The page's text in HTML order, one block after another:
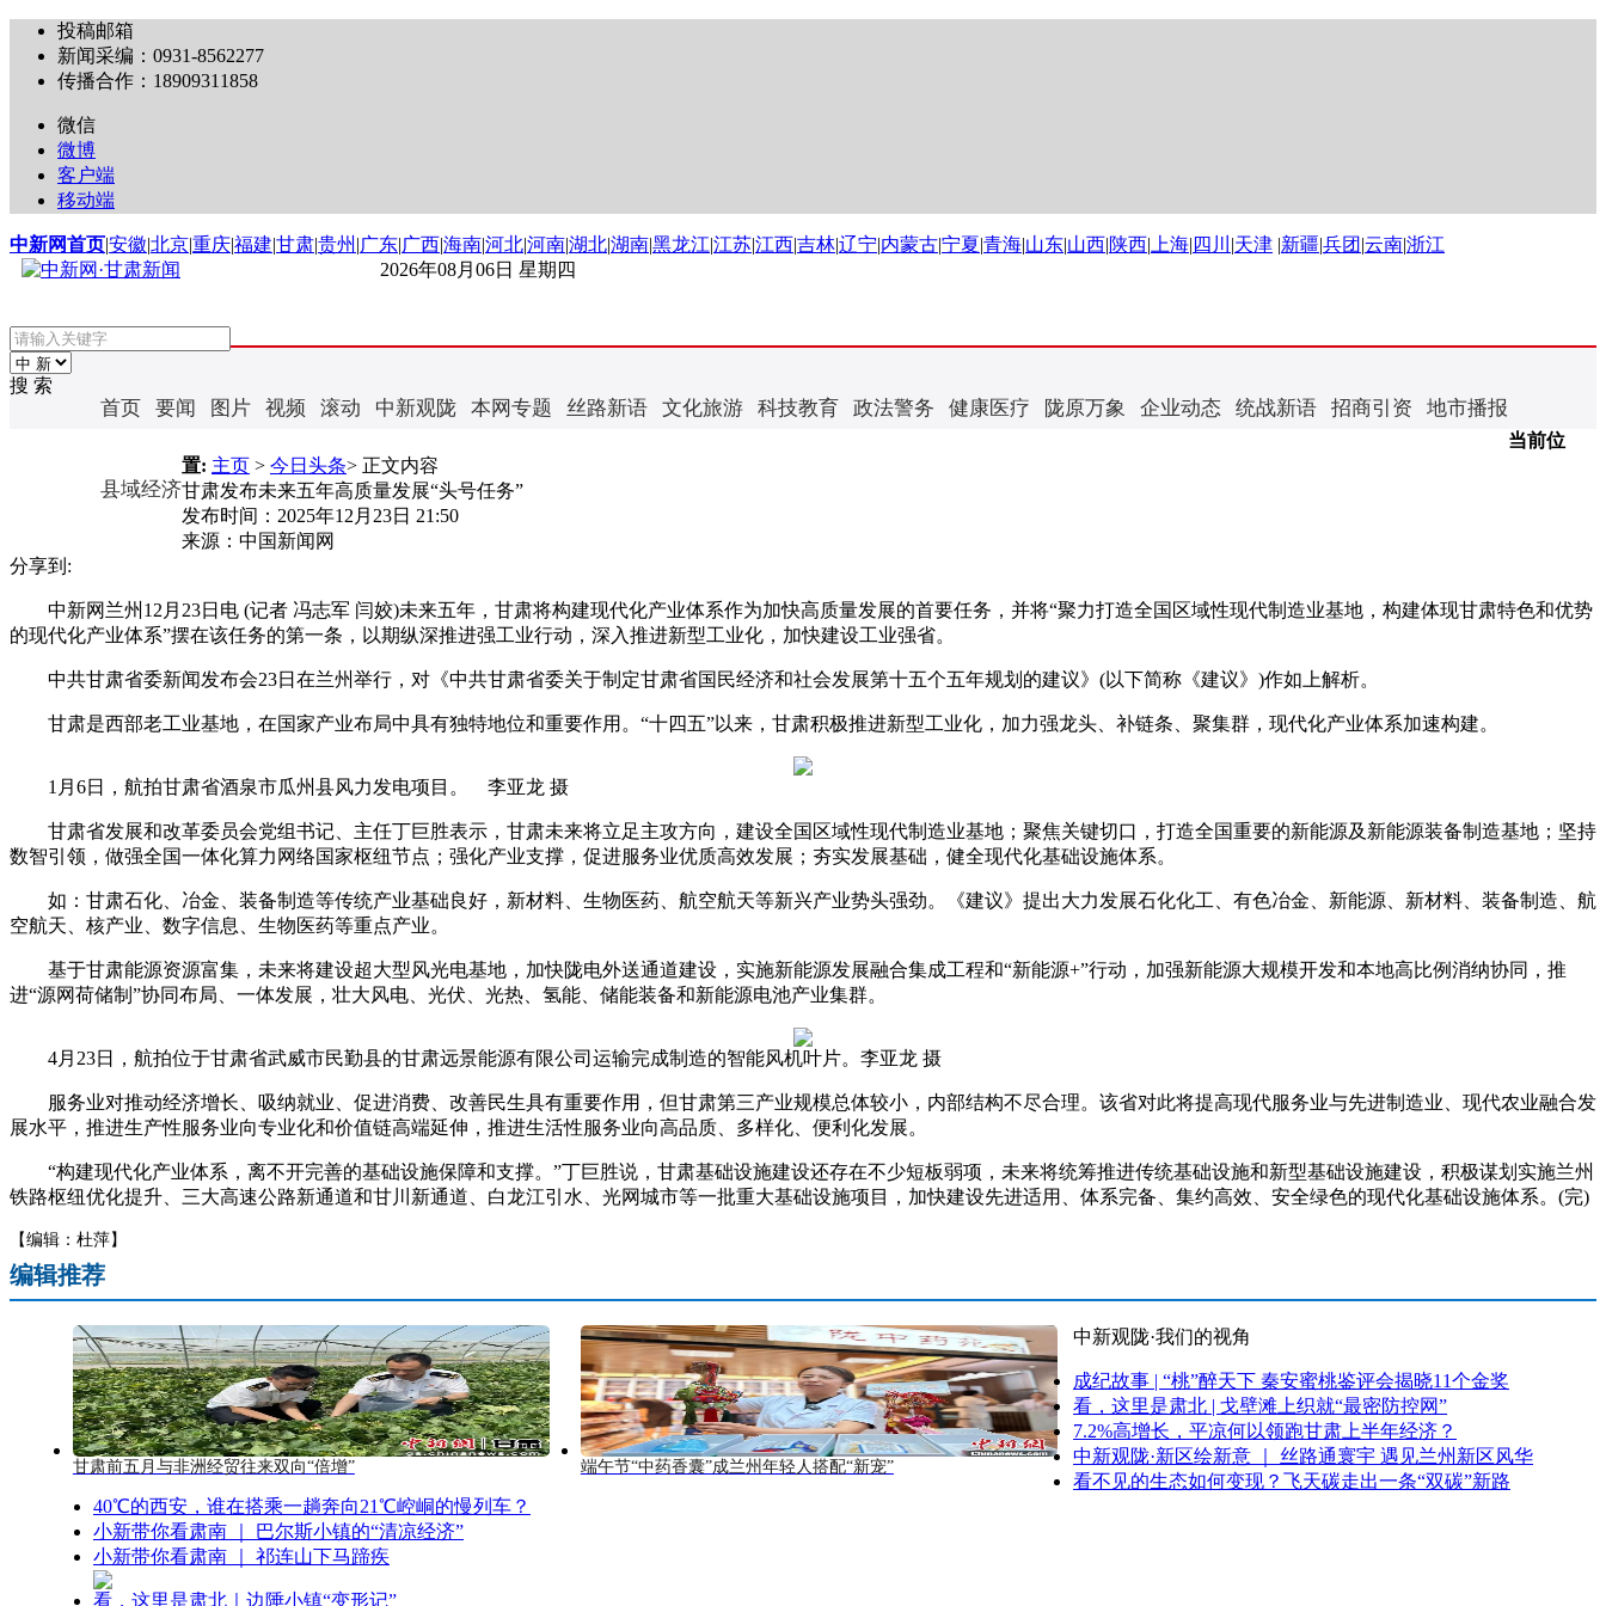
投稿邮箱
新闻采编：0931-8562277
传播合作：18909311858
微信
微博
客户端
移动端
中新网首页|安徽|北京|重庆|福建|甘肃|贵州 |广东|广西|海南|河北|河南|湖北|湖南|黑龙江|江苏|江西|吉林|辽宁|内蒙古|宁夏|青海|山东|山西|陕西| 上海| 四川 |天津 |新疆|兵团 |云南|浙江
2026年08月06日 星期四
搜 索
首页 要闻 图片 视频 滚动 中新观陇 本网专题 丝路新语 文化旅游 科技教育 政法警务 健康医疗 陇原万象 企业动态 统战新语 招商引资 地市播报
县域经济
当前位
置: 主页 > 今日头条> 正文内容
甘肃发布未来五年高质量发展“头号任务”
发布时间： 2025年12月23日 21:50
来源： 中国新闻网
分享到:
中新网兰州12月23日电 (记者 冯志军 闫姣)未来五年，甘肃将构建现代化产业体系作为加快高质量发展的首要任务，并将“聚力打造全国区域性现代制造业基地，构建体现甘肃特色和优势
的现代化产业体系”摆在该任务的第一条，以期纵深推进强工业行动，深入推进新型工业化，加快建设工业强省。
中共甘肃省委新闻发布会23日在兰州举行，对《中共甘肃省委关于制定甘肃省国民经济和社会发展第十五个五年规划的建议》(以下简称《建议》)作如上解析。
甘肃是西部老工业基地，在国家产业布局中具有独特地位和重要作用。“十四五”以来，甘肃积极推进新型工业化，加力强龙头、补链条、聚集群，现代化产业体系加速构建。
1月6日，航拍甘肃省酒泉市瓜州县风力发电项目。 李亚龙 摄
甘肃省发展和改革委员会党组书记、主任丁巨胜表示，甘肃未来将立足主攻方向，建设全国区域性现代制造业基地；聚焦关键切口，打造全国重要的新能源及新能源装备制造基地；坚持
数智引领，做强全国一体化算力网络国家枢纽节点；强化产业支撑，促进服务业优质高效发展；夯实发展基础，健全现代化基础设施体系。
如：甘肃石化、冶金、装备制造等传统产业基础良好，新材料、生物医药、航空航天等新兴产业势头强劲。《建议》提出大力发展石化化工、有色冶金、新能源、新材料、装备制造、航
空航天、核产业、数字信息、生物医药等重点产业。
基于甘肃能源资源富集，未来将建设超大型风光电基地，加快陇电外送通道建设，实施新能源发展融合集成工程和“新能源+”行动，加强新能源大规模开发和本地高比例消纳协同，推
进“源网荷储制”协同布局、一体发展，壮大风电、光伏、光热、氢能、储能装备和新能源电池产业集群。
4月23日，航拍位于甘肃省武威市民勤县的甘肃远景能源有限公司运输完成制造的智能风机叶片。李亚龙 摄
服务业对推动经济增长、吸纳就业、促进消费、改善民生具有重要作用，但甘肃第三产业规模总体较小，内部结构不尽合理。该省对此将提高现代服务业与先进制造业、现代农业融合发
展水平，推进生产性服务业向专业化和价值链高端延伸，推进生活性服务业向高品质、多样化、便利化发展。
“构建现代化产业体系，离不开完善的基础设施保障和支撑。”丁巨胜说，甘肃基础设施建设还存在不少短板弱项，未来将统筹推进传统基础设施和新型基础设施建设，积极谋划实施兰州
铁路枢纽优化提升、三大高速公路新通道和甘川新通道、白龙江引水、光网城市等一批重大基础设施项目，加快建设先进适用、体系完备、集约高效、安全绿色的现代化基础设施体系。(完)
【编辑：杜萍】
编辑推荐
甘肃前五月与非洲经贸往来双向“倍增” 端午节“中药香囊”成兰州年轻人搭配“新宠”
中新观陇·我们的视角
成纪故事 | “桃”醉天下 秦安蜜桃鉴评会揭晓11个金奖
看，这里是肃北 | 戈壁滩上织就“最密防控网”
7.2%高增长，平凉何以领跑甘肃上半年经济？
中新观陇·新区绘新意 ｜ 丝路通寰宇 遇见兰州新区风华
看不见的生态如何变现？飞天碳走出一条“双碳”新路
40℃的西安，谁在搭乘一趟奔向21℃崆峒的慢列车？
小新带你看肃南 ｜ 巴尔斯小镇的“清凉经济”
小新带你看肃南 ｜ 祁连山下马蹄疾
看，这里是肃北｜边陲小镇“变形记”